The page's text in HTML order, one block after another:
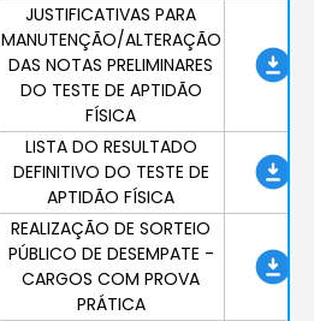
JUSTIFICATIVAS PARA
MANUTENÇÃO/ALTERAÇÃO
DAS NOTAS PRELIMINARES
DO TESTE DE APTIDÃO
FÍSICA
LISTA DO RESULTADO
DEFINITIVO DO TESTE DE
APTIDÃO FÍSICA
REALIZAÇÃO DE SORTEIO
PÚBLICO DE DESEMPATE -
CARGOS COM PROVA
PRÁTICA